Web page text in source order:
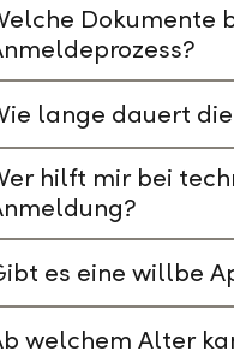
Dokumente
lange dauert
hilft mir bei
es eine willbe
welchem Alter